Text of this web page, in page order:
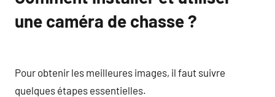
une caméra de chasse ?
Pour obtenir les meilleures images, il faut suivre
quelques étapes essentielles.